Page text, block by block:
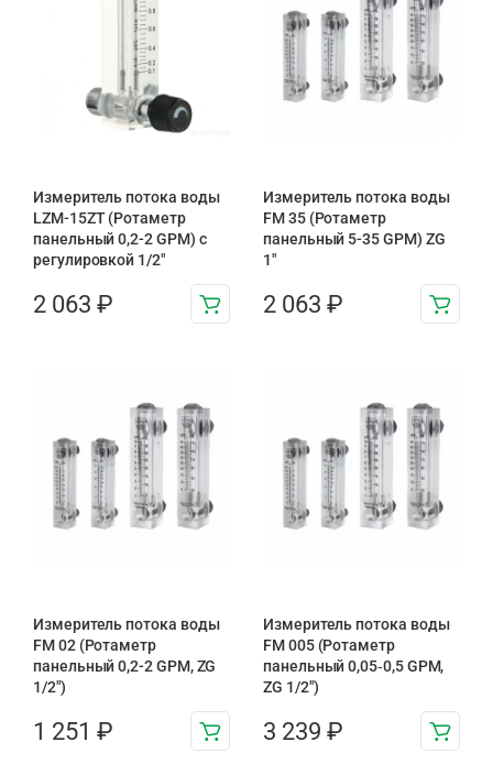
Измеритель потока воды
LZM-15ZT (Ротаметр
панельный 0,2-2 GPM) с
регулировкой 1/2″
2 063 ₽
Измеритель потока воды
FM 35 (Ротаметр
панельный 5-35 GPM) ZG
1″
2 063 ₽
Измеритель потока воды
FM 02 (Ротаметр
панельный 0,2-2 GPM, ZG
1/2″)
1 251 ₽
Измеритель потока воды
FM 005 (Ротаметр
панельный 0,05‑0,5 GPM,
ZG 1/2″)
3 239 ₽